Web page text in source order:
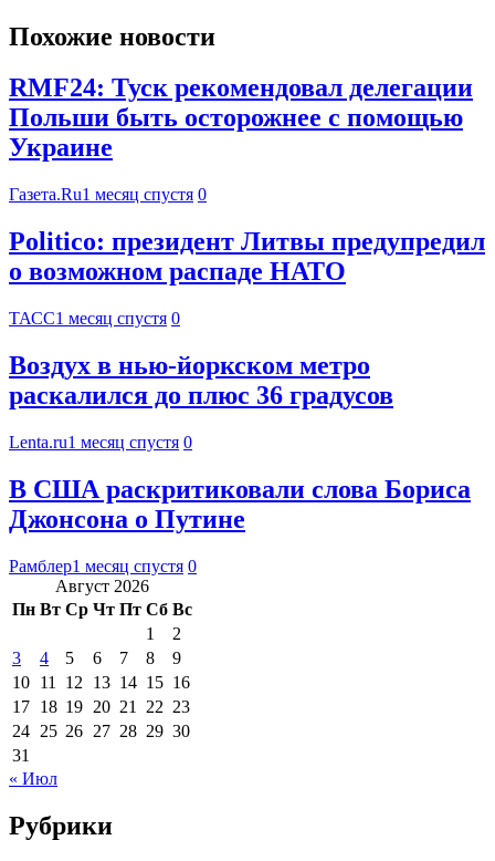
Похожие новости
RMF24: Туск рекомендовал делегации
Польши быть осторожнее с помощью
Украине
Газета.Ru1 месяц спустя 0
Politico: президент Литвы предупредил
о возможном распаде НАТО
ТАСС1 месяц спустя 0
Воздух в нью-йоркском метро
раскалился до плюс 36 градусов
Lenta.ru1 месяц спустя 0
В США раскритиковали слова Бориса
Джонсона о Путине
Рамблер1 месяц спустя 0
Август 2026
Пн Вт Ср Чт Пт Сб Вс
1
2
3
4 5 6 7 8
9
10 11 12 13 14 15 16
17 18 19 20 21 22 23
24 25 26 27 28 29 30
31
« Июл
Рубрики